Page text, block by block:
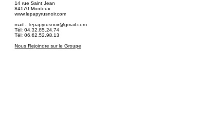
14 rue Saint Jean
84170 Monteux
www.lepapyrusnoir.com
mail : lepapyrusnoir@gmail.com
Tél: 04.32.85.24.74
Tél: 06.62.52.98.13
Nous Rejoindre sur le Groupe